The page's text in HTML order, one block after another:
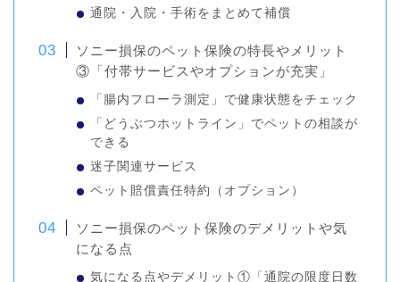
通院・入院・手術をまとめて補償
ソニー損保のペット保険の特長やメリット
③「付帯サービスやオプションが充実」
「腸内フローラ測定」で健康状態をチェック
「どうぶつホットライン」でペットの相談が
できる
迷子関連サービス
ペット賠償責任特約（オプション）
ソニー損保のペット保険のデメリットや気
になる点
気になる点やデメリット①「通院の限度日数